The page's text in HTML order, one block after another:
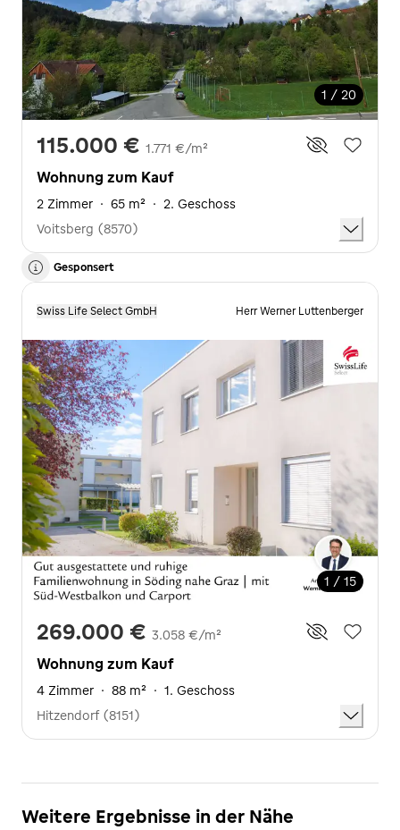
1 / 20
115.000 € 1.771 €/m²
Wohnung zum Kauf
2 Zimmer · 65 m² · 2. Geschoss
Voitsberg (8570)
Gesponsert
Swiss Life Select GmbH Herr Werner Luttenberger
1 / 15
269.000 € 3.058 €/m²
Wohnung zum Kauf
4 Zimmer · 88 m² · 1. Geschoss
Hitzendorf (8151)
Weitere Ergebnisse in der Nähe